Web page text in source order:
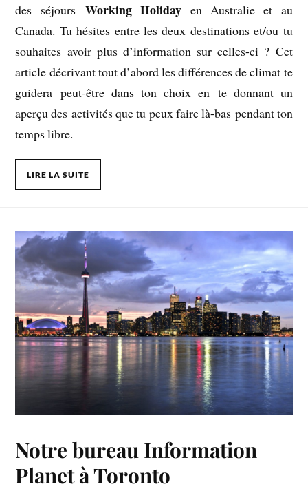
des séjoursWorking Holiday en Australie et au
Canada. Tu hésites entre les deux destinations et/ou tu
souhaites avoir plus d’information sur celles-ci ? Cet
article décrivant tout d’abord les différences de climat te
guidera peut-être dans ton choix en te donnant un
aperçu des activités que tu peux faire là-bas pendant ton
temps libre.
LIRE LA SUITE
Notre bureau Information
Planet à Toronto